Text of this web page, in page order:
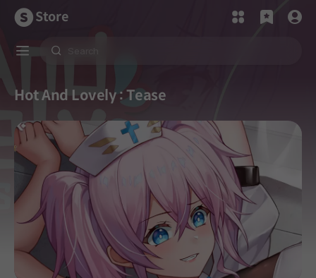
Store
Hot And Lovely : Tease